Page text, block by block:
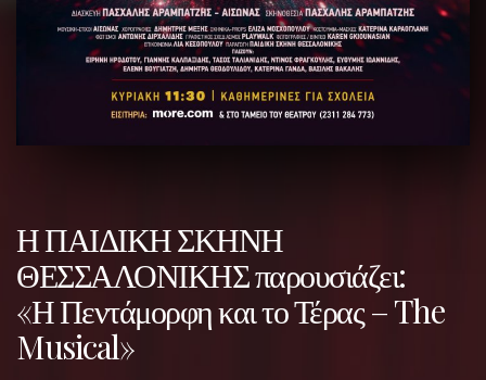
Η ΠΑΙΔΙΚΗ ΣΚΗΝΗ
ΘΕΣΣΑΛΟΝΙΚΗΣ παρουσιάζει:
«Η Πεντάμορφη και το Τέρας – The
Musical»